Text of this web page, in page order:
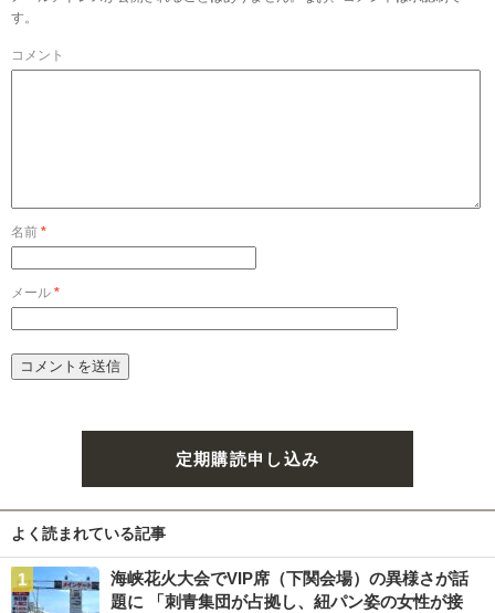
す。
コメント
名前 *
メール *
定期購読申し込み
よく読まれている記事
海峡花火大会でVIP席（下関会場）の異様さが話
題に 「刺青集団が占拠し、紐パン姿の女性が接